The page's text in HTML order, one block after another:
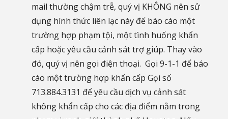
mail thường chậm trễ, quý vị KHÔNG nên sử
dụng hình thức liên lạc này để báo cáo một
trường hợp phạm tội, một tình huống khẩn
cấp hoặc yêu cầu cảnh sát trợ giúp. Thay vào
đó, quý vị nên gọi điện thoại. Gọi 9-1-1 để báo
cáo một trường hợp khẩn cấp Gọi số
713.884.3131 để yêu cầu dịch vụ cảnh sát
không khẩn cấp cho các địa điểm nằm trong